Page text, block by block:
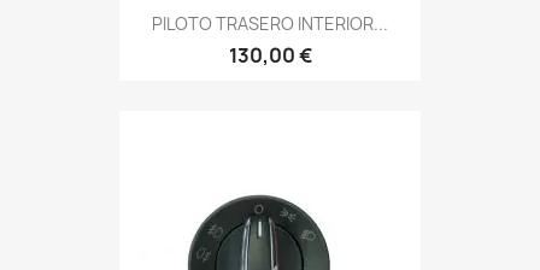
PILOTO TRASERO INTERIOR...
130,00 €